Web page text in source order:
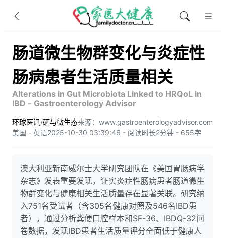
肠道微生物群变化与炎症性
肠病患者生活质量相关
Alterations in Gut Microbiota Linked to HRQoL in
IBD - Gastroenterology Advisor
环球医讯/硒与微生态来源：www.gastroenterologyadvisor.com
美国 - 英语2025-10-30 03:39:46 - 阅读时长2分钟 - 655字
澳大利亚新南威尔士大学研究团队在《美国胃肠病学
杂志》发表重要发现，证实炎症性肠病患者肠道微生
物群变化与健康相关生活质量存在显著关联。研究纳
入751名受试者（含305名健康对照及546名IBD患
者），通过分析粪便口腔样本和SF-36、IBDQ-32问
卷数据，发现IBD患者生活质量评分全面低于健康人